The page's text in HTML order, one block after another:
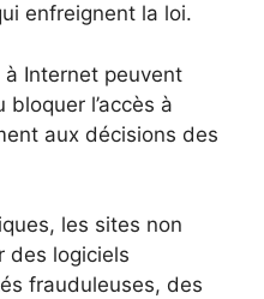
enfreignent la loi.
à Internet peuvent
l’accès à
aux décisions des
les sites non
des logiciels
frauduleuses, des